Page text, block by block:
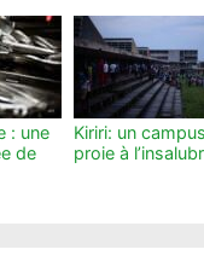
: une
de
Kiriri: un
proie à